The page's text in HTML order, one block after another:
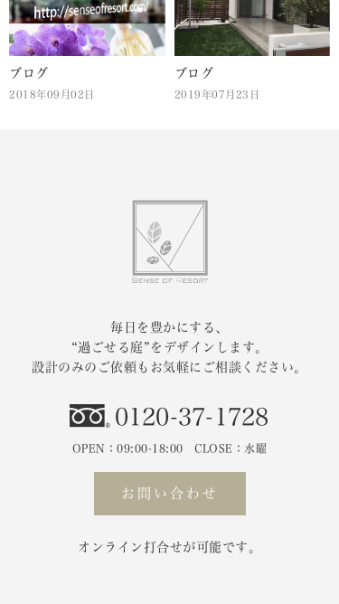
ブログ
2018年09月02日
ブログ
2019年07月23日
毎日を豊かにする、
“過ごせる庭”をデザインします。
設計のみのご依頼もお気軽にご相談ください。
0120-37-1728
OPEN：09:00-18:00 CLOSE：水曜
お問い合わせ
オンライン打合せが可能です。